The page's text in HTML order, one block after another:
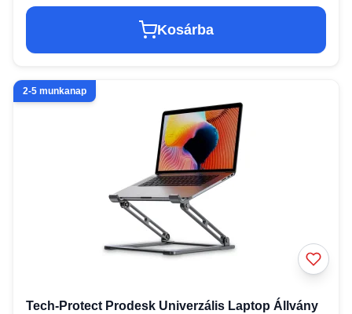
Kosárba
2-5 munkanap
Tech-Protect Prodesk Univerzális Laptop Állvány